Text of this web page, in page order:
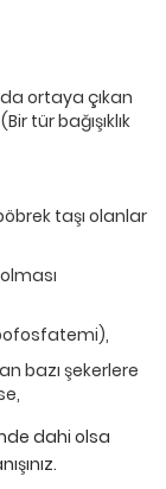
ortaya çıkan
tür bağışıklık
taşı olanlar
bazı şekerlere
dahi olsa